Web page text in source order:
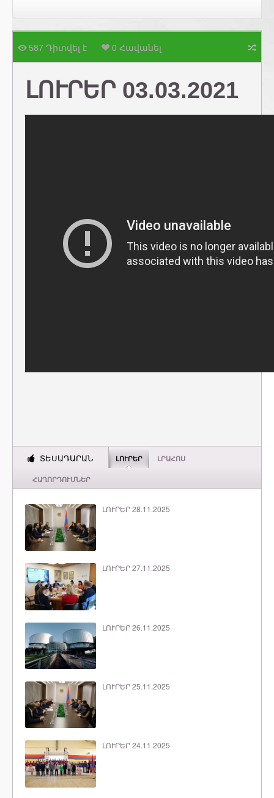
587 Դիտվել է 0 Հավանել
ԼՈՒՐԵՐ 03.03.2021
ՏԵՍԱԴԱՐԱՆ ԼՈՒՐԵՐ ԼՐԱՀՈՍ
ՀԱՂՈՐԴՈՒՄՆԵՐ
ԼՈՒՐԵՐ 28.11.2025
ԼՈՒՐԵՐ 27.11.2025
ԼՈՒՐԵՐ 26.11.2025
ԼՈՒՐԵՐ 25.11.2025
ԼՈՒՐԵՐ 24.11.2025